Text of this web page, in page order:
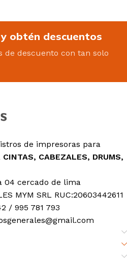
obtén descuentos
de descuento con tan solo
de impresoras para
CABEZALES, DRUMS,
04 cercado de lima
MYM SRL RUC:20603442611
/ 995 781 793